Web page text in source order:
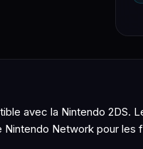
avec la Nintendo 2DS.
Network pour les